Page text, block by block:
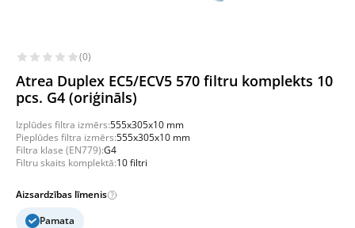
(0)
Atrea Duplex EC5/ECV5 570 filtru komplekts 10
pcs. G4 (oriģināls)
Izplūdes filtra izmērs:555x305x10 mm
Pieplūdes filtra izmērs:555x305x10 mm
Filtra klase (EN779):G4
Filtru skaits komplektā:10 filtri
Aizsardzības līmenis
Pamata